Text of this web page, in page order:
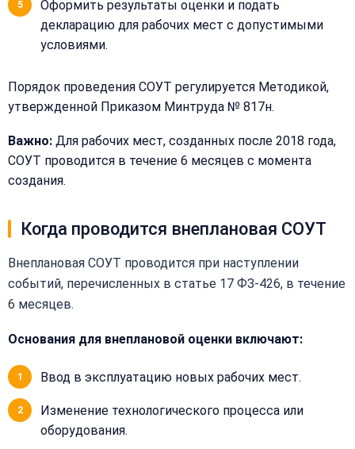
Оформить результаты оценки и подать
декларацию для рабочих мест с допустимыми
условиями.
Порядок проведения СОУТ регулируется Методикой,
утвержденной Приказом Минтруда № 817н.
Важно: Для рабочих мест, созданных после 2018 года,
СОУТ проводится в течение 6 месяцев с момента
создания.
Когда проводится внеплановая СОУТ
Внеплановая СОУТ проводится при наступлении
событий, перечисленных в статье 17 ФЗ-426, в течение
6 месяцев.
Основания для внеплановой оценки включают:
Ввод в эксплуатацию новых рабочих мест.
Изменение технологического процесса или
оборудования.
Сообщение:
персональных
данных
Получить расчёт
рассчитаем
стоимость
Телефон:
Добавить
обработку
данных
отвечаем
15 минут
Получить расчёт
Или
позвоните